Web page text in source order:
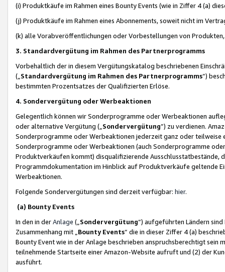
(i) Produktkäufe im Rahmen eines Bounty Events (wie in Ziffer 4 (a)
(j) Produktkäufe im Rahmen eines Abonnements, soweit nicht im
(k) alle Vorabveröffentlichungen oder Vorbestellungen von
3. Standardvergütung im Rahmen des Partnerprogramms
Vorbehaltlich der in diesem Vergütungskatalog beschriebenen
(„ Standardvergütung im Rahmen des Partnerprogramms“)
bestimmten Prozentsatzes der Qualifizierten Erlöse.
4. Sondervergütung oder Werbeaktionen
Gelegentlich können wir Sonderprogramme oder Werbeaktionen
oder alternative Vergütung („ Sondervergütung”) zu verdienen.
Sonderprogramme oder Werbeaktionen jederzeit ganz oder
Sonderprogramme oder Werbeaktionen (auch Sonderprogramme
Produktverkäufen kommt) disqualifizierende Ausschlusstatbestände,
Programmdokumentation im Hinblick auf Produktverkäufe geltende
Werbeaktionen.
Folgende Sondervergütungen sind derzeit verfügbar: hier.
(a) Bounty Events
In den in derAnlage („ Sondervergütung“) aufgeführten Ländern
Zusammenhang mit „ Bounty Events“ die in dieser Ziffer 4 (a)
Bounty Event wie in der Anlage beschrieben anspruchsberechtigt sein
teilnehmende Startseite einer Amazon-Website aufruft und (2) der
ausführt.